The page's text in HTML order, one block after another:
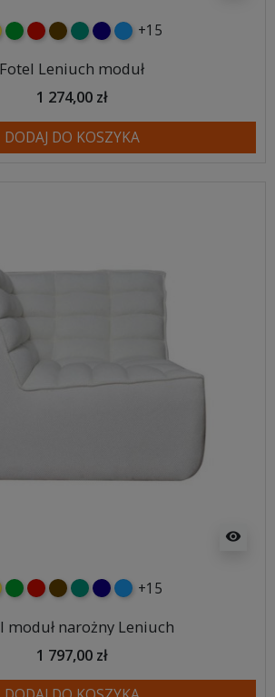
zielonyczerwony
czekoladowy
turkusowy
granatowy
niebieski
+15
Fotel Leniuch moduł
1 274,00 zł
DODAJ DO KOSZYKA
visibility
zielonyczerwony
czekoladowy
turkusowy
granatowy
niebieski
+15
moduł narożny Leniuch
1 797,00 zł